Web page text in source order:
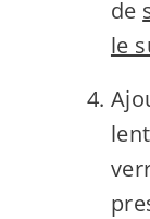
de
le